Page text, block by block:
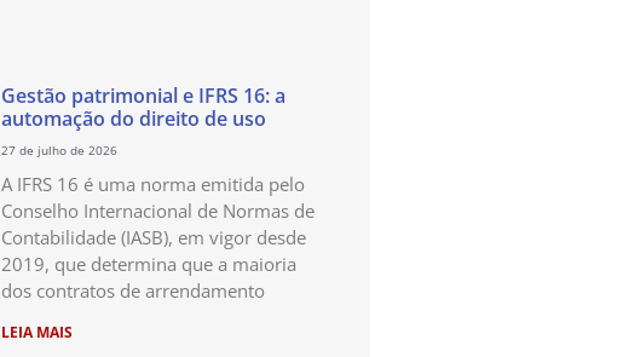
Gestão patrimonial e IFRS 16: a
automação do direito de uso
27 de julho de 2026
A IFRS 16 é uma norma emitida pelo
Conselho Internacional de Normas de
Contabilidade (IASB), em vigor desde
2019, que determina que a maioria
dos contratos de arrendamento
LEIA MAIS